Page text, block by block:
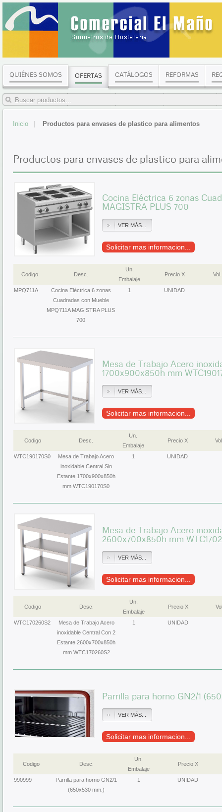
QUIÉNES SOMOS OFERTAS CATÁLOGOS REFORMAS
Inicio Productos para envases de plastico para alimentos
Productos para envases de plastico para
Cocina Eléctrica 6 zonas
MAGISTRA PLUS 700
VER MÁS...
Solicitar mas informacion...
Codigo Desc.
Un.
Embalaje
Precio X Vol.
MPQ711A
Cocina Eléctrica 6 zonas
Cuadradas con Mueble
MPQ711A MAGISTRA PLUS
700
1 UNIDAD
Mesa de Trabajo Acero
1700x900x850h mm
VER MÁS...
Solicitar mas informacion...
Codigo Desc.
Un.
Embalaje
Precio X
WTC190170S0
Mesa de Trabajo Acero
inoxidable Central Sin
Estante 1700x900x850h
mm WTC190170S0
1 UNIDAD
Mesa de Trabajo Acero
2600x700x850h mm
VER MÁS...
Solicitar mas informacion...
Codigo Desc.
Un.
Embalaje
Precio X
WTC170260S2
Mesa de Trabajo Acero
inoxidable Central Con 2
Estante 2600x700x850h
mm WTC170260S2
1 UNIDAD
Parrilla para horno GN2/1
VER MÁS...
Solicitar mas informacion...
Codigo Desc.
Un.
Embalaje
Precio X
990999
Parrilla para horno GN2/1
(650x530 mm.)
1 UNIDAD